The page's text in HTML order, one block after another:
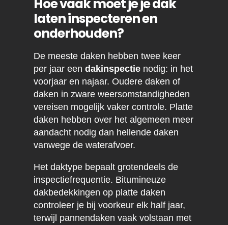
Hoe vaak moet je je dak
laten inspecteren en
onderhouden?
De meeste daken hebben twee keer
per jaar een dakinspectienodig: in het
voorjaar en najaar. Oudere daken of
daken in zware weersomstandigheden
vereisen mogelijk vaker controle. Platte
daken hebben over het algemeen meer
aandacht nodig dan hellende daken
vanwege de waterafvoer.
Het daktype bepaalt grotendeels de
inspectiefrequentie. Bitumineuze
dakbedekkingen op platte daken
controleer je bij voorkeur elk half jaar,
terwijl pannendaken vaak volstaan met